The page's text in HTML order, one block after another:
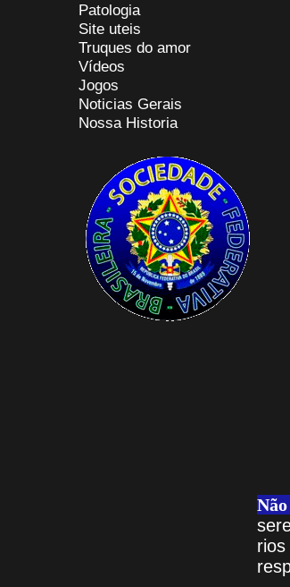
Patologia
Site uteis
Truques do amor
Vídeos
Jogos
Noticias Gerais
Nossa Historia